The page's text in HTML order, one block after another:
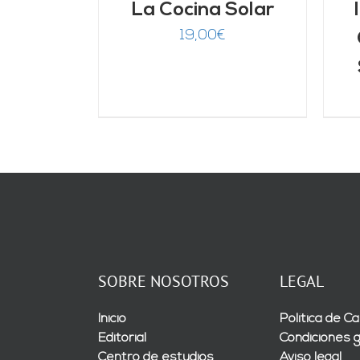
La Cocina Solar
19,00€
SOBRE NOSOTROS
Inicio
Editorial
LEGAL
Política de
Condiciones